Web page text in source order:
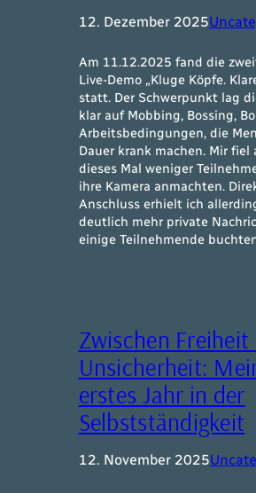
12. Dezember 2025
Am 11.12.2025 fand die
Live-Demo „Kluge Köpfe.
statt. Der Schwerpunkt lag
klar auf Mobbing, Bossing,
Arbeitsbedingungen, die
Dauer krank machen. Mir fiel
dieses Mal weniger
ihre Kamera anmachten.
Anschluss erhielt ich
deutlich mehr private
einige Teilnehmende
Zwischen Freiheit
Unsicherheit:
erstes Jahr in der
Selbstständigkeit
12. November 2025